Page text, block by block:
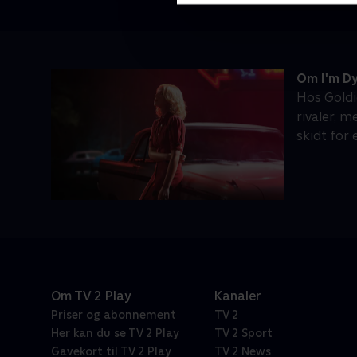
Om I'm
Hos
rivaler,
skidt for
Om TV 2 Play
Priser og abonnement
Her kan du se TV 2 Play
Gavekort til TV 2 Play
Kanaler
TV 2
TV 2 Sport
TV 2 News